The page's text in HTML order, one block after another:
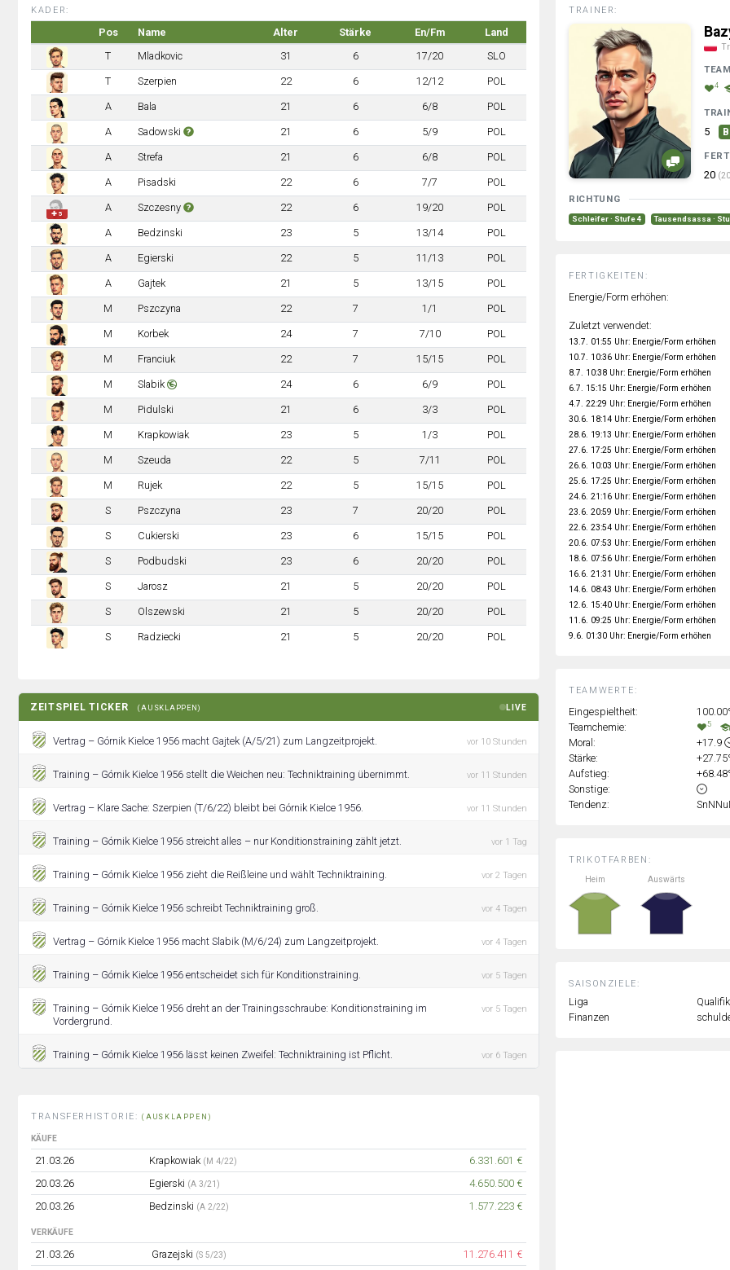
KADER:
Pos Name Alter Stärke En/Fm
Land
T
Mladkovic 31 6 17/20 SLO
T Szerpien 22 6 12/12 POL
A Bala 21 6 6/8 POL
A Sadowski 21 6 5/9 POL
A Strefa 21 6 6/8 POL
A Pisadski 22 6 7/7 POL
✚ 5
A Szczesny 22 6 19/20 POL
A Bedzinski 23 5 13/14 POL
A Egierski 22 5 11/13 POL
A Gajtek 21 5 13/15 POL
M Pszczyna 22 7 1/1 POL
M Korbek 24 7 7/10 POL
M Franciuk 22 7 15/15 POL
M Slabik 24 6 6/9 POL
M Pidulski 21 6 3/3 POL
M Krapkowiak 23 5 1/3 POL
M Szeuda 22 5 7/11 POL
M Rujek 22 5 15/15 POL
S Pszczyna 23 7 20/20 POL
S Cukierski 23 6 15/15 POL
S Podbudski 23 6 20/20 POL
S Jarosz 21 5 20/20 POL
S Olszewski 21 5 20/20 POL
S Radziecki 21 5 20/20 POL
ZEITSPIEL TICKER (AUSKLAPPEN) LIVE
Vertrag – Górnik Kielce 1956 macht Gajtek (A/5/21) zum Langzeitprojekt. vor 10 Stunden
Training – Górnik Kielce 1956 stellt die Weichen neu: Techniktraining übernimmt. vor 11 Stunden
Vertrag – Klare Sache: Szerpien (T/6/22) bleibt bei Górnik Kielce 1956. vor 11 Stunden
Training – Górnik Kielce 1956 streicht alles – nur Konditionstraining zählt jetzt. vor 1 Tag
Training – Górnik Kielce 1956 zieht die Reißleine und wählt Techniktraining. vor 2 Tagen
Training – Górnik Kielce 1956 schreibt Techniktraining groß. vor 4 Tagen
Vertrag – Górnik Kielce 1956 macht Slabik (M/6/24) zum Langzeitprojekt. vor 4 Tagen
Training – Górnik Kielce 1956 entscheidet sich für Konditionstraining. vor 5 Tagen
Training – Górnik Kielce 1956 dreht an der Trainingsschraube: Konditionstraining im
Vordergrund.
vor 5 Tagen
Training – Górnik Kielce 1956 lässt keinen Zweifel: Techniktraining ist Pflicht. vor 6 Tagen
TRANSFERHISTORIE:(AUSKLAPPEN)
KÄUFE
21.03.26 Krapkowiak (M 4/22)
6.331.601 €
20.03.26
Egierski (A 3/21)
4.650.500 €
20.03.26
Bedzinski (A 2/22) 1.577.223 €
VERKÄUFE
21.03.26 Grazejski (S 5/23)
11.276.411 €
TRIKOTFARBEN:
Heim
Auswärts
SAISONZIELE:
Liga
Finanzen
TEAMWERTE:
Eingespieltheit:
Teamchemie:
5
Moral:
+17.9
Stärke:
Aufstieg:
Sonstige:
Tendenz:
TRAINER:
4
5
20
RICHTUNG
Schleifer · Stufe 4 Tausendsassa ·
FERTIGKEITEN:
Energie/Form erhöhen:
Zuletzt verwendet:
13.7. 01:55 Uhr: Energie/Form erhöhen
10.7. 10:36 Uhr: Energie/Form erhöhen
8.7. 10:38 Uhr: Energie/Form erhöhen
6.7. 15:15 Uhr: Energie/Form erhöhen
4.7. 22:29 Uhr: Energie/Form erhöhen
30.6. 18:14 Uhr: Energie/Form erhöhen
28.6. 19:13 Uhr: Energie/Form erhöhen
27.6. 17:25 Uhr: Energie/Form erhöhen
26.6. 10:03 Uhr: Energie/Form erhöhen
25.6. 17:25 Uhr: Energie/Form erhöhen
24.6. 21:16 Uhr: Energie/Form erhöhen
23.6. 20:59 Uhr: Energie/Form erhöhen
22.6. 23:54 Uhr: Energie/Form erhöhen
20.6. 07:53 Uhr: Energie/Form erhöhen
18.6. 07:56 Uhr: Energie/Form erhöhen
16.6. 21:31 Uhr: Energie/Form erhöhen
14.6. 08:43 Uhr: Energie/Form erhöhen
12.6. 15:40 Uhr: Energie/Form erhöhen
11.6. 09:25 Uhr: Energie/Form erhöhen
9.6. 01:30 Uhr: Energie/Form erhöhen